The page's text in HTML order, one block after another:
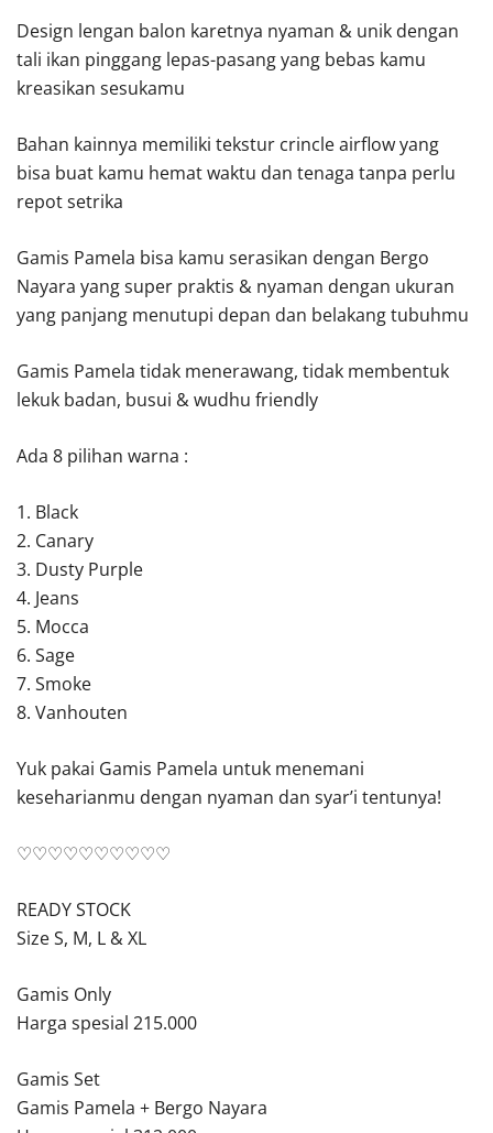
Design lengan balon karetnya nyaman & unik dengan
tali ikan pinggang lepas-pasang yang bebas kamu
kreasikan sesukamu
Bahan kainnya memiliki tekstur crincle airflow yang
bisa buat kamu hemat waktu dan tenaga tanpa perlu
repot setrika
Gamis Pamela bisa kamu serasikan dengan Bergo
Nayara yang super praktis & nyaman dengan ukuran
yang panjang menutupi depan dan belakang tubuhmu
Gamis Pamela tidak menerawang, tidak membentuk
lekuk badan, busui & wudhu friendly
Ada 8 pilihan warna :
1. Black
2. Canary
3. Dusty Purple
4. Jeans
5. Mocca
6. Sage
7. Smoke
8. Vanhouten
Yuk pakai Gamis Pamela untuk menemani
keseharianmu dengan nyaman dan syar’i tentunya!
♡♡♡♡♡♡♡♡♡♡
READY STOCK
Size S, M, L & XL
Gamis Only
Harga spesial 215.000
Gamis Set
Gamis Pamela + Bergo Nayara